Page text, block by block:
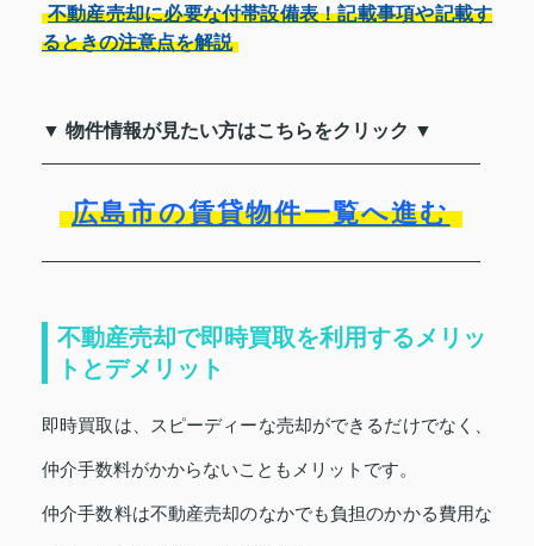
不動産売却に必要な付帯設備表！記載事項や記載す
るときの注意点を解説
▼ 物件情報が見たい方はこちらをクリック ▼
広島市の賃貸物件一覧へ進む
不動産売却で即時買取を利用するメリッ
トとデメリット
即時買取は、スピーディーな売却ができるだけでなく、
仲介手数料がかからないこともメリットです。
仲介手数料は不動産売却のなかでも負担のかかる費用な